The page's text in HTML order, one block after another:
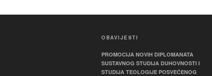
OBAVIJESTI
PROMOCIJA NOVIH DIPLOMANATA
SUSTAVNOG STUDIJA DUHOVNOSTI I
STUDIJA TEOLOGIJE POSVEĆENOG